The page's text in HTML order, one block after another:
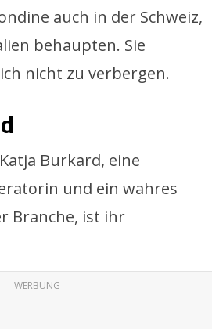
auch in der Schweiz,
behaupten. Sie
nicht zu verbergen.
Burkard, eine
und ein wahres
Branche, ist ihr
WERBUNG